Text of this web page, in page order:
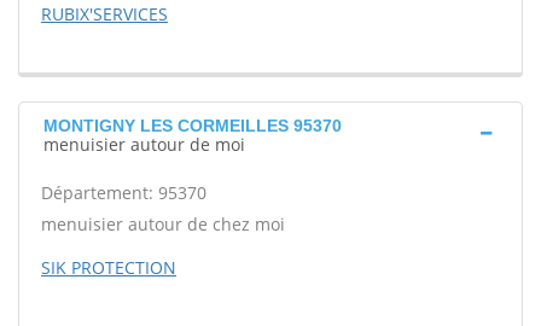
RUBIX'SERVICES
MONTIGNY LES CORMEILLES 95370
menuisier autour de moi
Département: 95370
menuisier autour de chez moi
SIK PROTECTION